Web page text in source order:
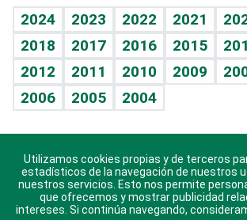
Vida y familia
Eñe
Celebrando la vida
Sin complejos
En pocas palabras
Escuchando al corazón
Economía Personal
TBT Deportivo
Guía del dinero
Horóscopos
Crucigramas
2024 2023 2022 2021
2018
2017 2016 2015
2012
2011 2010 2009
2006
2005 2004
Descarga nuestras aplicaciones para
sistema Huawei.
Utilizamos cookies propias y de terceros
estadísticos de la navegación de nuestros
nuestros servicios. Esto nos permite
que ofrecemos y mostrar publicidad
intereses. Si continúa navegando,